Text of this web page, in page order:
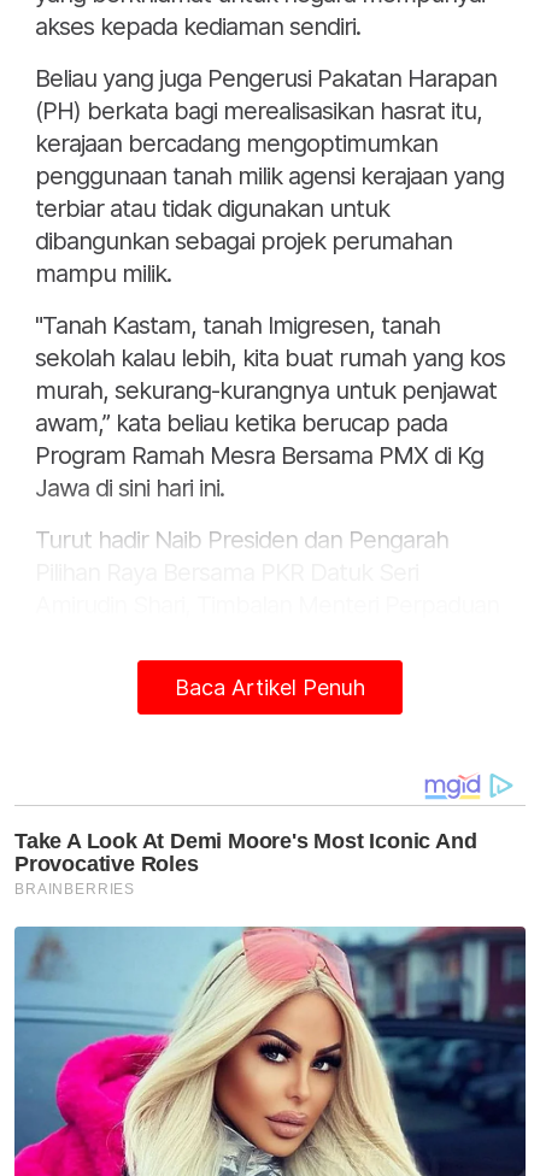
akses kepada kediaman sendiri.
Beliau yang juga Pengerusi Pakatan Harapan
(PH) berkata bagi merealisasikan hasrat itu,
kerajaan bercadang mengoptimumkan
penggunaan tanah milik agensi kerajaan yang
terbiar atau tidak digunakan untuk
dibangunkan sebagai projek perumahan
mampu milik.
"Tanah Kastam, tanah Imigresen, tanah
sekolah kalau lebih, kita buat rumah yang kos
murah, sekurang-kurangnya untuk penjawat
awam,” kata beliau ketika berucap pada
Program Ramah Mesra Bersama PMX di Kg
Jawa di sini hari ini.
Turut hadir Naib Presiden dan Pengarah
Datuk Sri Dr Zaliha Mustafa serta calon PH
bagi Dewan Undangan Negeri (DUN)
perancangan, malah sebahagian daripadanya
telah mula dilaksanakan di beberapa negeri
Baca Artikel Penuh